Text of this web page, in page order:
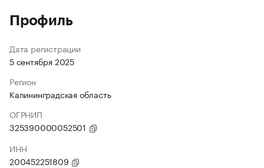
Профиль
Дата регистрации
5 сентября 2025
Регион
Калининградская область
ОГРНИП
325390000052501
ИНН
200452251809